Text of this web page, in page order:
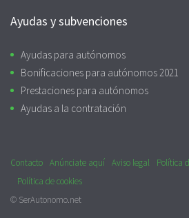
Ayudas y subvenciones
Ayudas para autónomos
Bonificaciones para autónomos 2021
Prestaciones para autónomos
Ayudas a la contratación
Contacto Anúnciate aquí Aviso legal Política
Política de cookies
© SerAutonomo.net